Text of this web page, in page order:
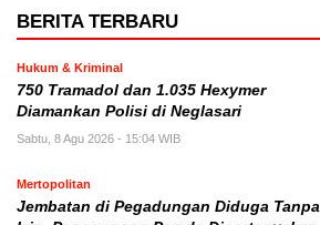
BERITA TERBARU
Hukum & Kriminal
750 Tramadol dan 1.035 Hexymer
Diamankan Polisi di Neglasari
Sabtu, 8 Agu 2026 - 15:04 WIB
Mertopolitan
Jembatan di Pegadungan Diduga Tanpa